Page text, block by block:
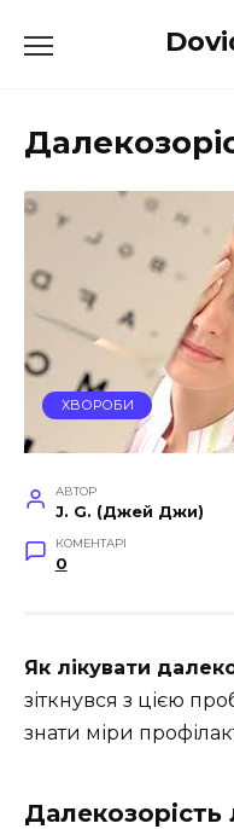
до
ХВОРОБИ
АВТОР
J. G. (Джей Джи)
КОМЕНТАРІ
0
Як лікувати
зіткнувся з цією
знати міри
Далекозорість